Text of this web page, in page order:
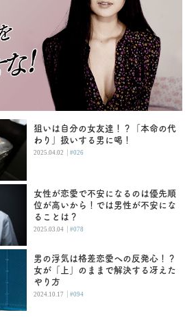
狙いは自分の女友達！？「本命の代
わり」扱いする男に喝！
2025.04.02 |#026
女性が恋愛で不安になるのは優先順
位が高いから！では男性が不安にな
ることは？
2025.03.04 |#078
男の浮気は格差恋愛への反発心！？
女が「上」のままで解決する冴えた
やり方
2024.10.17 |#094